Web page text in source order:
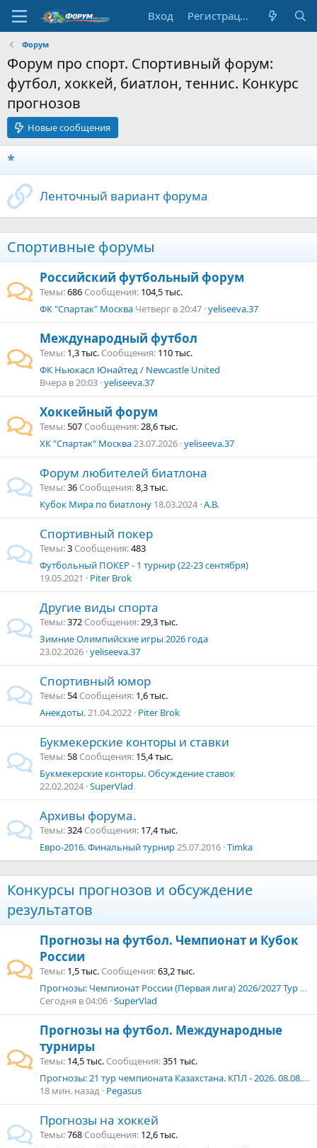
Вход Регистрация
Форум
Форум про спорт. Спортивный форум:
футбол, хоккей, биатлон, теннис. Конкурс
прогнозов
Новые сообщения
*
Ленточный вариант форума
Спортивные форумы
Российский футбольный форум
Темы 686 Сообщения 104,5 тыс.
ФК "Спартак" Москва Четверг в 20:47 yeliseeva.37
Международный футбол
Темы 1,3 тыс. Сообщения 110 тыс.
ФК Ньюкасл Юнайтед / Newcastle United
Вчера в 20:03 yeliseeva.37
Хоккейный форум
Темы 507 Сообщения 28,6 тыс.
ХК "Спартак" Москва23.07.2026 yeliseeva.37
Форум любителей биатлона
Темы 36 Сообщения 8,3 тыс.
Кубок Мира по биатлону 18.03.2024 А.В.
Спортивный покер
Темы 3 Сообщения 483
Футбольный ПОКЕР - 1 турнир (22-23 сентября)
19.05.2021
Piter Brok
Другие виды спорта
Темы 372 Сообщения 29,3 тыс.
Зимние Олимпийские игры 2026 года
23.02.2026 yeliseeva.37
Спортивный юмор
Темы 54 Сообщения 1,6 тыс.
Анекдоты.21.04.2022 Piter Brok
Букмекерские конторы и ставки
Темы 58 Сообщения 15,4 тыс.
Букмекерские конторы. Обсуждение ставок
22.02.2024 SuperVlad
Архивы форума.
Темы 324 Сообщения 17,4 тыс.
Евро-2016. Финальный турнир25.07.2016 Timka
Конкурсы прогнозов и обсуждение
результатов
Прогнозы на футбол. Чемпионат и Кубок
России
Темы 1,5 тыс. Сообщения 63,2 тыс.
Прогнозы: Чемпионат России (Первая лига) 2026/2027 Тур 5. 08.08–09.08.2026 г.
Сегодня в 04:06 SuperVlad
Прогнозы на футбол. Международные
турниры
Темы 14,5 тыс. Сообщения 351 тыс.
Прогнозы: 21 тур чемпионата Казахстана. КПЛ - 2026. 08.08. - 09.08. 2026 г.
18 мин. назад Pegasus
Прогнозы на хоккей
Темы 768 Сообщения 12,6 тыс.